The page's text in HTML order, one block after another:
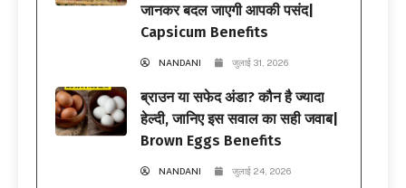
जानकर बदल जाएगी आपकी पसंद|
Capsicum Benefits
NANDANI जुलाई 31, 2026
ब्राउन या सफेद अंडा? कौन है ज्यादा
हेल्दी, जानिए इस सवाल का सही जवाब|
Brown Eggs Benefits
NANDANI जुलाई 24, 2026